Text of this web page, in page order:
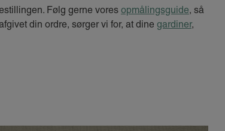
Følg gerne vores opmålingsguide, så
din ordre, sørger vi for, at dine gardiner,